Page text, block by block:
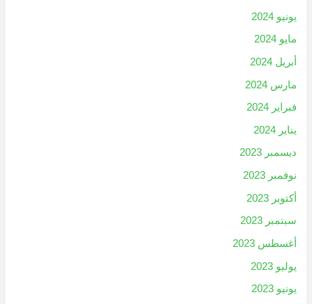
يونيو 2024
مايو 2024
أبريل 2024
مارس 2024
فبراير 2024
يناير 2024
ديسمبر 2023
نوفمبر 2023
أكتوبر 2023
سبتمبر 2023
أغسطس 2023
يوليو 2023
يونيو 2023